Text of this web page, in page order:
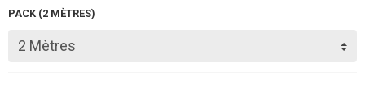
PACK (2 MÈTRES)